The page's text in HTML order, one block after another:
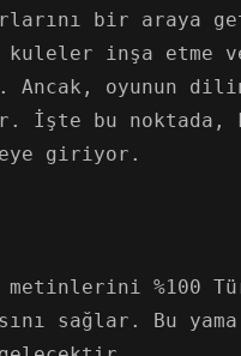
bir araya
inşa etme ve
Ancak, oyunun
İşte bu noktada,
giriyor.
metinlerini %100
sağlar. Bu